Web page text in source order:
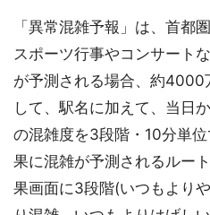
「異常混雑予報」は、首都
スポーツ行事やコンサート
が予測される場合、約4000
して、駅名に加えて、当日
の混雑度を3段階・10分単
果に混雑が予測されるルー
果画面に3段階(いつもより